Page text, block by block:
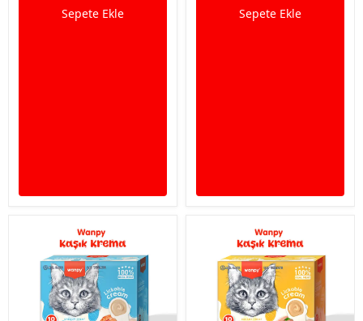
Sepete Ekle Sepete Ekle